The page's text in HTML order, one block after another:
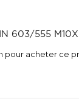
603/555
pour acheter ce